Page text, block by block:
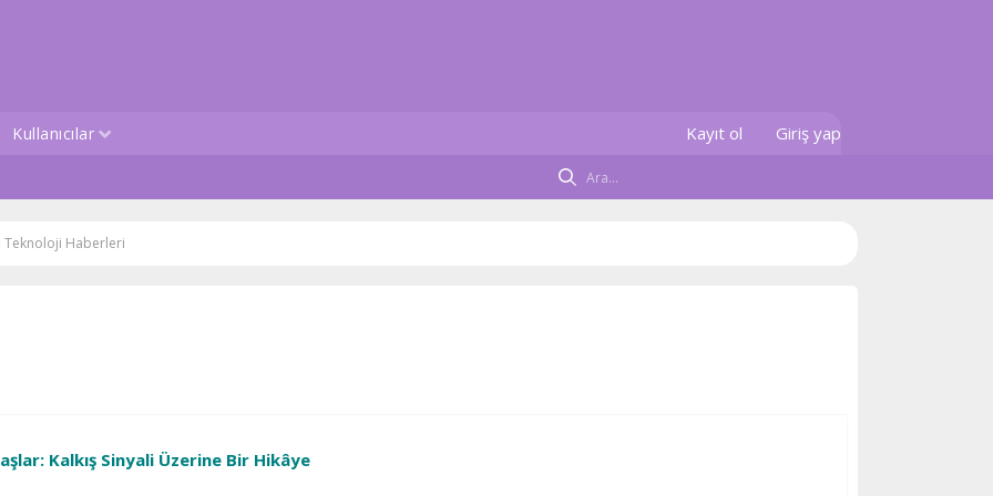
Kullanıcılar Kayıt ol Giriş yap
Teknoloji Haberleri
Kalkış Sinyali Üzerine Bir Hikâye